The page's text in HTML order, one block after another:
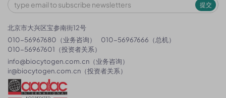
提交
北京市大兴区宝参南街12号
010-56967680（业务咨询）
010-56967666（总机）
010-56967601（投资者关系）
info@biocytogen.com.cn （业务咨询）
ir@biocytogen.com.cn （投资者关系）